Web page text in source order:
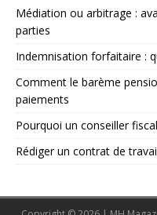
Médiation ou arbitrage :
parties
Indemnisation forfaitaire :
Comment le barème
paiements
Pourquoi un conseiller
Rédiger un contrat de